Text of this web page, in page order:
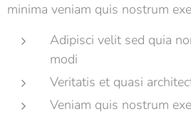
minima veniam quis nostrum
Adipisci velit sed quia
modi
Veritatis et quasi
Veniam quis nostrum